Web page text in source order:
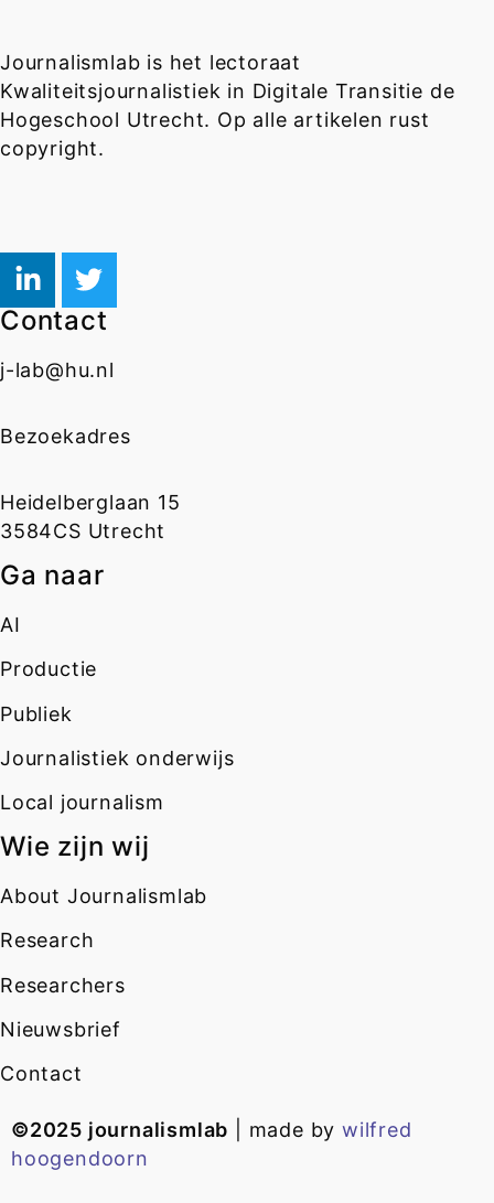
Journalismlab is het lectoraat
Kwaliteitsjournalistiek in Digitale Transitie de
Hogeschool Utrecht. Op alle artikelen rust
copyright.
Contact
j-lab@hu.nl
Bezoekadres
Heidelberglaan 15
3584CS Utrecht
Ga naar
AI
Productie
Publiek
Journalistiek onderwijs
Local journalism
Wie zijn wij
About Journalismlab
Research
Researchers
Nieuwsbrief
Contact
©2025 journalismlab | made bywilfred
hoogendoorn